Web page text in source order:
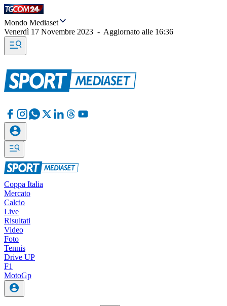
Mondo Mediaset
Venerdì 17 Novembre 2023 - Aggiornato alle 16:36
Coppa Italia
Mercato
Calcio
Live
Risultati
Video
Foto
Tennis
Drive UP
F1
MotoGp